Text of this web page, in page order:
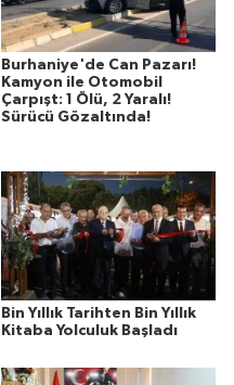
Burhaniye'de Can Pazarı!
Kamyon ile Otomobil
Çarpışt: 1 Ölü, 2 Yaralı!
Sürücü Gözaltında!
Bin Yıllık Tarihten Bin Yıllık
Kitaba Yolculuk Başladı